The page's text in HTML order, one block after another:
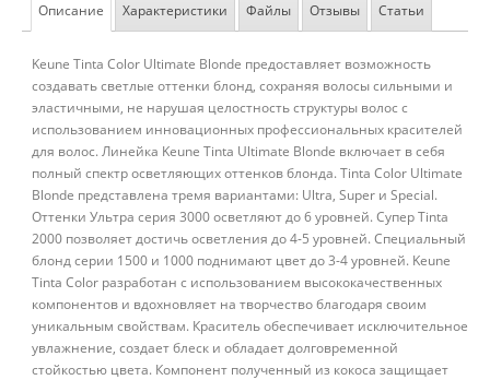
Описание Характеристики Файлы Отзывы Статьи
Keune Tinta Color Ultimate Blonde предоставляет возможность
создавать светлые оттенки блонд, сохраняя волосы сильными и
эластичными, не нарушая целостность структуры волос с
использованием инновационных профессиональных красителей
для волос. Линейка Keune Tinta Ultimate Blonde включает в себя
полный спектр осветляющих оттенков блонда. Tinta Color Ultimate
Blonde представлена тремя вариантами: Ultra, Super и Special.
Оттенки Ультра серия 3000 осветляют до 6 уровней. Супер Tinta
2000 позволяет достичь осветления до 4-5 уровней. Специальный
блонд серии 1500 и 1000 поднимают цвет до 3-4 уровней. Keune
Tinta Color разработан с использованием высококачественных
компонентов и вдохновляет на творчество благодаря своим
уникальным свойствам. Краситель обеспечивает исключительное
увлажнение, создает блеск и обладает долговременной
стойкостью цвета. Компонент полученный из кокоса защищает